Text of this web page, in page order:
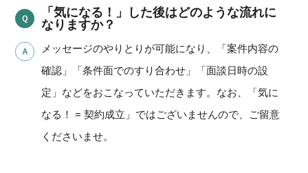
「気になる！」した後はどのような流れに
なりますか？
メッセージのやりとりが可能になり、「案件内容の
確認」「条件面でのすり合わせ」「面談日時の設
定」などをおこなっていただきます。なお、「気に
なる！ = 契約成立」ではございませんので、ご留意
くださいませ。